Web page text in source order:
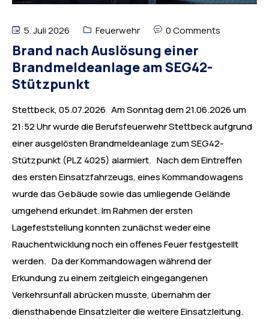
5. Juli 2026 Feuerwehr 0 Comments
Brand nach Auslösung einer
Brandmeldeanlage am SEG42-
Stützpunkt
Stettbeck, 05.07.2026 Am Sonntag dem 21.06.2026 um
21:52 Uhr wurde die Berufsfeuerwehr Stettbeck aufgrund
einer ausgelösten Brandmeldeanlage zum SEG42-
Stützpunkt (PLZ 4025) alarmiert. Nach dem Eintreffen
des ersten Einsatzfahrzeugs, eines Kommandowagens
wurde das Gebäude sowie das umliegende Gelände
umgehend erkundet. Im Rahmen der ersten
Lagefeststellung konnten zunächst weder eine
Rauchentwicklung noch ein offenes Feuer festgestellt
werden. Da der Kommandowagen während der
Erkundung zu einem zeitgleich eingegangenen
Verkehrsunfall abrücken musste, übernahm der
diensthabende Einsatzleiter die weitere Einsatzleitung.